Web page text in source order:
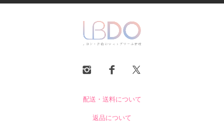
配送・送料について
返品について